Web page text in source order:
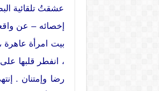
عشقتُ تلقائية
إخصائه – عن
بيت امرأة عاهرة
، انفطر قلبها
رضا وإمتنان .